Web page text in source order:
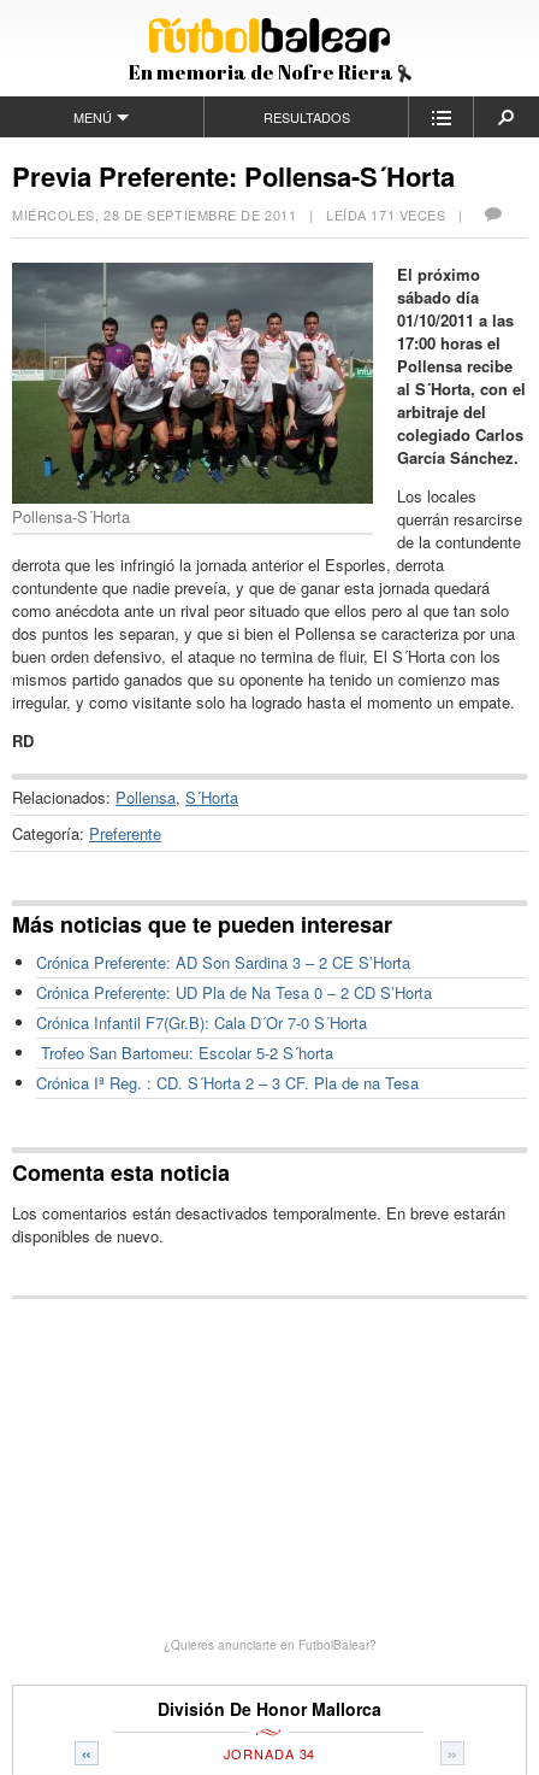
En memoria de Nofre Riera
MENÚ RESULTADOS
Previa Preferente: Pollensa-S´Horta
MIÉRCOLES, 28 DE SEPTIEMBRE DE 2011 | LEÍDA 171 VECES |
Pollensa-S´Horta
El próximo
sábado día
01/10/2011 a las
17:00 horas el
Pollensa recibe
al S´Horta, con el
arbitraje del
colegiado Carlos
García Sánchez.
Los locales
querrán resarcirse
de la contundente
derrota que les infringió la jornada anterior el Esporles, derrota
contundente que nadie preveía, y que de ganar esta jornada quedará
como anécdota ante un rival peor situado que ellos pero al que tan solo
dos puntos les separan, y que si bien el Pollensa se caracteriza por una
buen orden defensivo, el ataque no termina de fluir, El S´Horta con los
mismos partido ganados que su oponente ha tenido un comienzo mas
irregular, y como visitante solo ha logrado hasta el momento un empate.
RD
Relacionados: Pollensa, S´Horta
Categoría: Preferente
Más noticias que te pueden interesar
Crónica Preferente: AD Son Sardina 3 – 2 CE S’Horta
Crónica Preferente: UD Pla de Na Tesa 0 – 2 CD S’Horta
Crónica Infantil F7(Gr.B): Cala D´Or 7-0 S´Horta
Trofeo San Bartomeu: Escolar 5-2 S´horta
Crónica Iª Reg. : CD. S´Horta 2 – 3 CF. Pla de na Tesa
Comenta esta noticia
Los comentarios están desactivados temporalmente. En breve estarán
disponibles de nuevo.
¿Quieres anunciarte en FutbolBalear?
División De Honor Mallorca
« »
JORNADA 34